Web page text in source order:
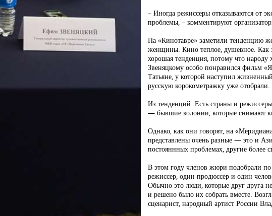
– Иногда режиссеры отказываются от
проблемы, – комментируют
На «Кинотавре» заметили тенденцию
женщины. Кино теплое, душевное. Как
хорошая тенденция, потому что народу
Звеняцкому особо понравился фильм
Татьяне, у которой наступил
русскую корокометражку уже отобрали.
Из тенденций. Есть страны и
— бывшие колонии, которые снимают
Однако, как они говорят, на
представлены очень разные — это и
постояннных проблемах, другие более
В этом году членов жюри подобрали
режиссер, один продюссер и один
Обычно это люди, которые друг друга
и решено было их собрать вместе.
сценарист, народный артист России